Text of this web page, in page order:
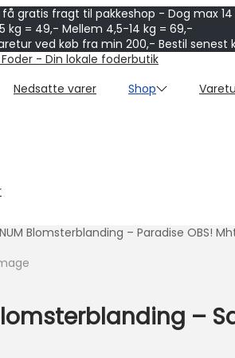
gratis fragt til pakkeshop - Dog max 14
kg = 49,- Mellem 4,5-14 kg = 69,-
ved køb fra min 200,- Bestil senest
- Din lokale foderbutik
Nedsatte varer Shop
Blomsterblanding – Paradise OBS!
–